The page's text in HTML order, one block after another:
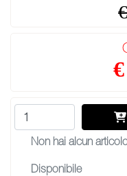
Non hai alcun
Disponibile